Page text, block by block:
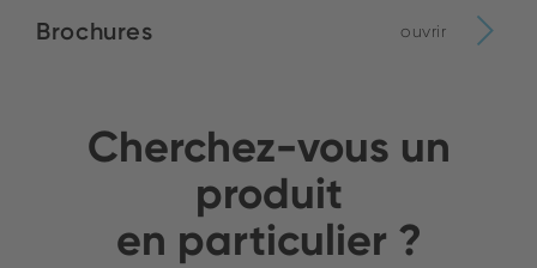
Brochures ouvrir
Cherchez-vous un
produit
en particulier ?